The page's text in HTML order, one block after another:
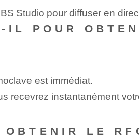
Studio pour diffuser en
IL POUR
est immédiat.
recevrez instantanément
LE